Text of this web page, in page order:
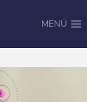
MENÚ